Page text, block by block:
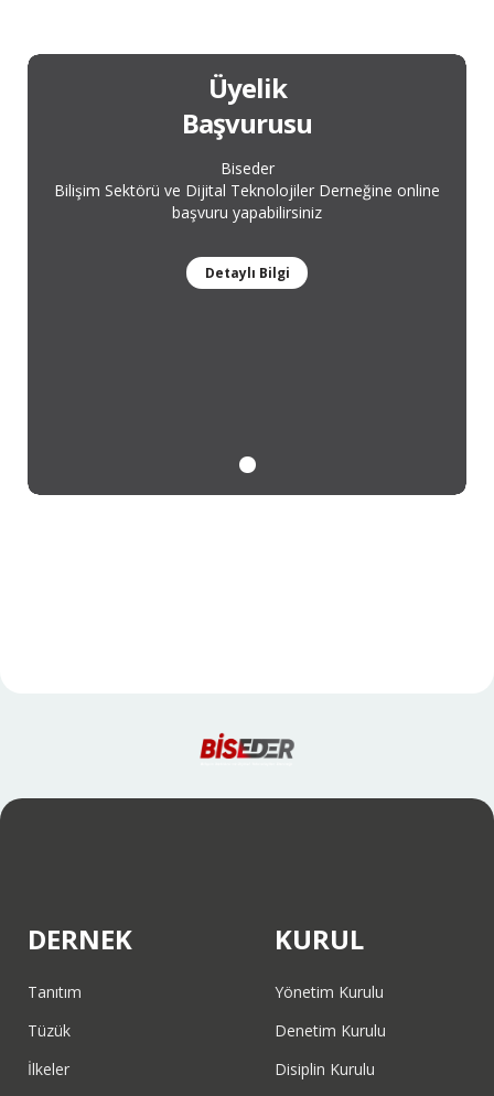
Üyelik
Başvurusu
Biseder
Bilişim Sektörü ve Dijital Teknolojiler Derneğine online
başvuru yapabilirsiniz
Detaylı Bilgi
DERNEK
Tanıtım
Tüzük
İlkeler
KURUL
Yönetim Kurulu
Denetim Kurulu
Disiplin Kurulu